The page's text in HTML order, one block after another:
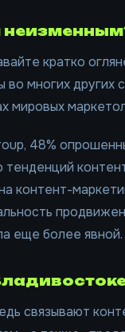
кратко
многих других
мировых
48%
контент-
еще более явной.
связывают